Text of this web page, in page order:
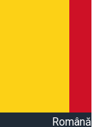
Română